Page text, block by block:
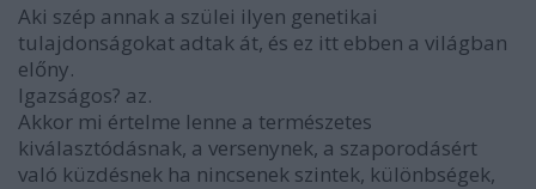
Aki szép annak a szülei ilyen genetikai
tulajdonságokat adtak át, és ez itt ebben a világban
előny.
Igazságos? az.
Akkor mi értelme lenne a természetes
kiválasztódásnak, a versenynek, a szaporodásért
való küzdésnek ha nincsenek szintek, különbségek,